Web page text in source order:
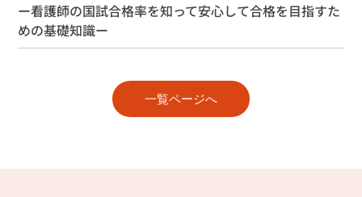
ー看護師の国試合格率を知って安心して合格を目指すた
めの基礎知識ー
一覧ページへ